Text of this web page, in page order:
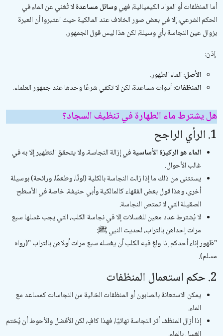
أما المنظفات أو المواد الكيميائية، فهيوسائل مساعدةلا تُغني عن الماء في
الحكم الشرعي، إلا في بعض صور الخلاف عند المالكية حيث اعتبروا أن العبرة
بزوال عين النجاسة بأي وسيلة، لكن هذا ليس قول الجمهور.
إذن:
الأصل: الماء الطهور.
المنظفات: أدوات مساعدة، لكن لا تكفي شرعًا وحدها عند جمهور العلماء.
هل يشترط ماء الطهارة في تنظيف السجاد؟
1. الرأي الراجح
الماء هو الركيزة الأساسيةفي إزالة النجاسة، ولا يتحقق التطهير إلا به في
غالب الأحوال.
يستثنى من ذلك ما إذا زالت النجاسة بالكلية (لونًا، وطعمًا، ورائحة) بوسيلة
أخرى، وهذا قول بعض الفقهاء كالمالكية وأبي حنيفة، خاصة في الأسطح
الصقيلة التي لا تمتص النجاسة.
لا يُشترط عدد معين للغسلات إلا في نجاسة الكلب، التي يجب غسلها سبع
مرات إحداهن بالتراب، لحديث النبي ﷺ:
"طَهور إناء أحدكم إذا ولغ فيه الكلب أن يغسله سبع مرات أولاهن بالتراب"(رواه
مسلم).
2. حكم استعمال المنظفات
يمكن الاستعانة بالصابون أو المنظفات الخالية من النجاسات كمساعد مع
الماء.
إذا أزال المنظف أثر النجاسة نهائيًا، فهذا كافٍ، لكن الأفضل والأحوط أن يُختم